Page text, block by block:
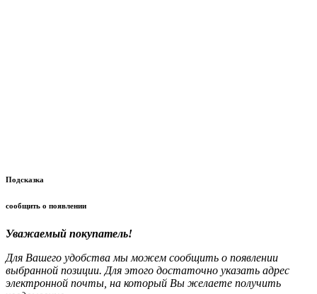
Подсказка
сообщить о появлении
Уважаемый покупатель!
Для Вашего удобства мы можем сообщить о появлении
выбранной позиции. Для этого достаточно указать адрес
электронной почты, на который Вы желаете получить